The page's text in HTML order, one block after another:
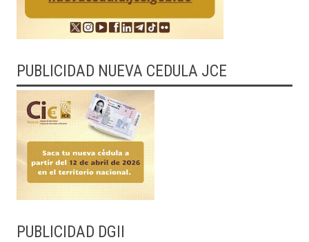
PUBLICIDAD NUEVA CEDULA JCE
PUBLICIDAD DGII